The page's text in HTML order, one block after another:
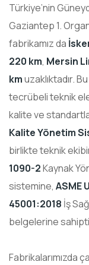
Türkiye’nin
Gaziantep 1.
fabrikamız da
220 km, Mersin
kmuzaklıktadır.
tecrübeli teknik
kalite ve
Kalite Yönetim
birlikte teknik
1090-2Kaynak
sistemine, ASME
45001:2018 İş
belgelerine
Fabrikalarımızda